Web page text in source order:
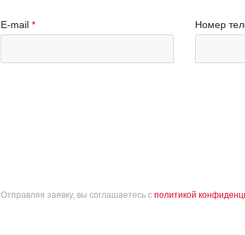
E-mail Номер
Отправляя заявку, вы соглашаетесь с политикой